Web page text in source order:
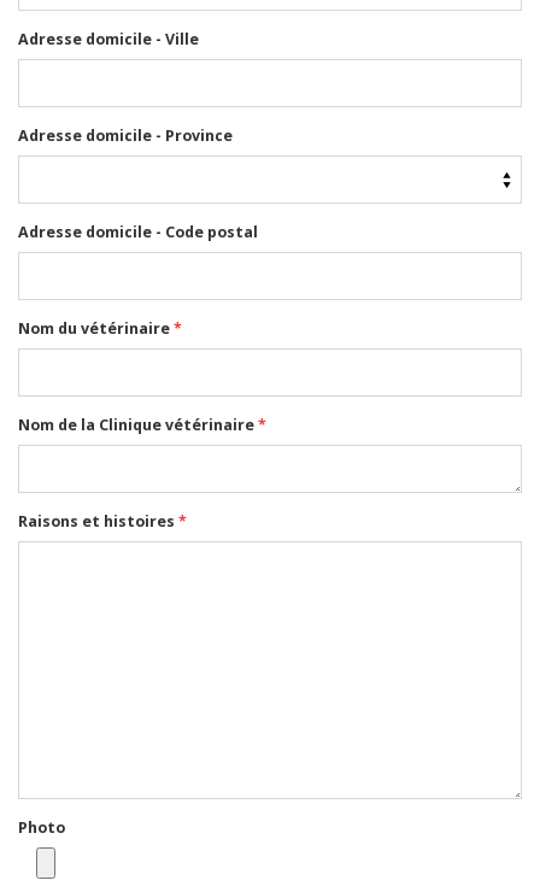
Adresse domicile - Ville
Adresse domicile - Province
Adresse domicile - Code postal
Nom du vétérinaire*
Nom de la Clinique vétérinaire*
Raisons et histoires *
Photo